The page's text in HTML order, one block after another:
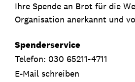
Ihre Spende an Brot für die
Organisation anerkannt und
Spenderservice
Telefon: 030 65211-4711
E-Mail schreiben